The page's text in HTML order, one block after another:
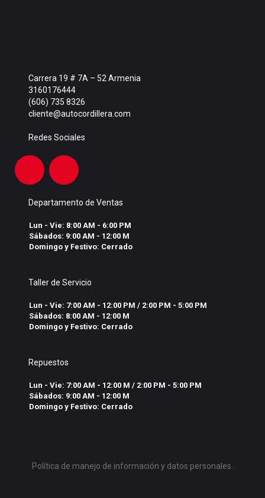
Carrera 19 # 7A – 52 Armenia
3160176444
(606) 735 8326
cliente@autocordillera.com
Redes Sociales
Departamento de Ventas
Lun - Vie: 8:00 AM - 6:00 PM
Sábados: 9:00 AM - 12:00 M
Domingo y Festivo: Cerrado
Taller de Servicio
Lun - Vie: 7:00 AM - 12:00 PM / 2:00 PM - 5:00 PM
Sábados: 8:00 AM - 12:00 M
Domingo y Festivo: Cerrado
Repuestos
Lun - Vie: 7:00 AM - 12:00 M / 2:00 PM - 5:00 PM
Sábados: 9:00 AM - 12:00 M
Domingo y Festivo: Cerrado
Política de manejo de información y datos personales.